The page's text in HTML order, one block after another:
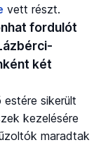
vett részt.
fordulót
két
sikerült
kezelésére
maradtak